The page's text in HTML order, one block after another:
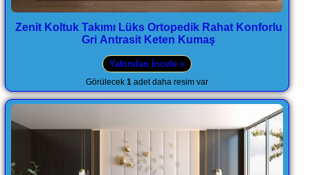
Zenit Koltuk Takımı Lüks Ortopedik Rahat Konforlu
Gri Antrasit Keten Kumaş
Yakından İncele »
Görülecek 1adet daha resim var